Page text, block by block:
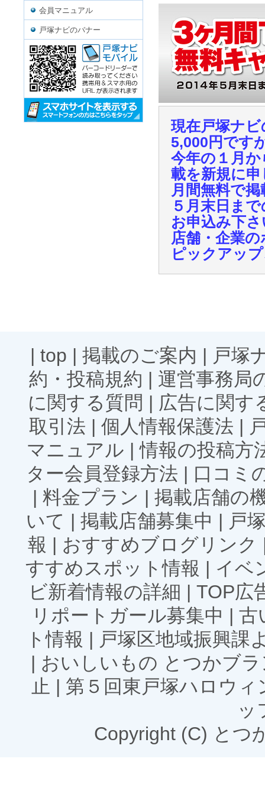
会員マニュアル
戸塚ナビのバナー
現在戸塚ナ
5,000円です
今年の１月
載を新規に
月間無料で
５月末日ま
お申込み下
店舗・企業
ピックアッ
| top | 掲載のご案内 | 戸塚
約・投稿規約 | 運営事務局
に関する質問 | 広告に関す
取引法 | 個人情報保護法 |
マニュアル |情報の投稿方
ター会員登録方法 | 口コミ
| 料金プラン | 掲載店舗の
いて | 掲載店舗募集中 | 戸
報 | おすすめブログリンク
すすめスポット情報 | イベ
ビ新着情報の詳細 | TOP広
リポートガール募集中 | 古
ト情報 | 戸塚区地域振興課
| おいしいもの とつかブ
止 | 第５回東戸塚ハロウ
ッ
Copyright (C) とつ